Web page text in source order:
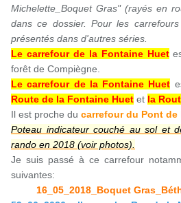
Michelette_Boquet Gras" (rayés en
dans ce dossier. Pour les
présentés dans d'autres séries.
Le carrefour de la Fontaine Huet
forêt de Compiègne.
Le carrefour de la Fontaine Huet
Route de la Fontaine Huet et la
Il est proche du carrefour du Pont de
Poteau indicateur couché au sol et
rando en 2018 (voir photos).
Je suis passé à ce carrefour
suivantes:
16_05_2018_Boquet